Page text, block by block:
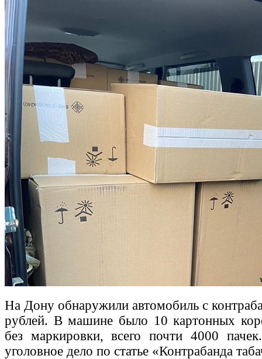
На Дону обнаружили автомобиль с
рублей. В машине было 10 картонных
без маркировки, всего почти 4000
уголовное дело по статье «Контрабанда